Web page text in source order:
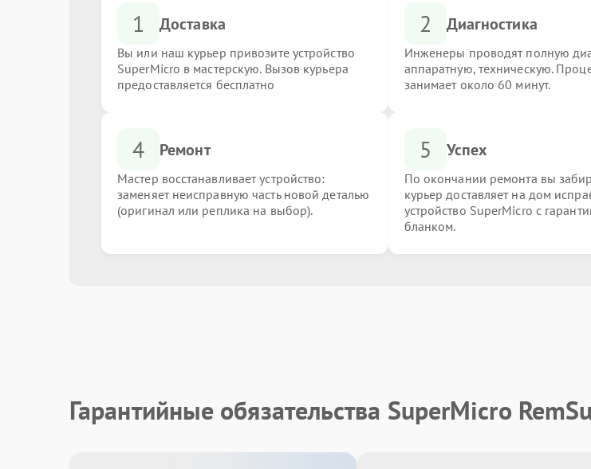
1 Доставка
Вы или наш курьер привозите устройство
SuperMicro в мастерскую. Вызов курьера
предоставляется бесплатно
2 Диагностика
Инженеры проводят полную
аппаратную, техническую.
занимает около 60 минут.
4 Ремонт
Мастер восстанавливает устройство:
заменяет неисправную часть новой деталью
(оригинал или реплика на выбор).
5 Успех
По окончании ремонта вы
курьер доставляет на дом
устройство SuperMicro с
бланком.
Гарантийные обязательства SuperMicro